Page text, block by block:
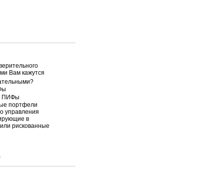
Вам кажутся
ПИФы
портфели
управления
в
рискованные